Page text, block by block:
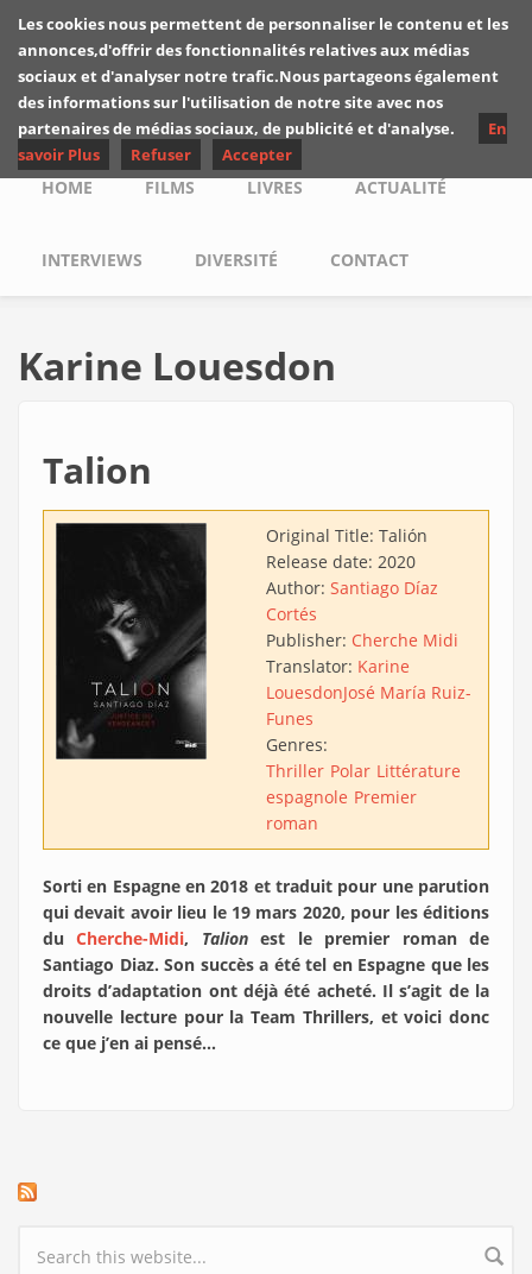
Skip to main content
Les critiques de
Yuyine
Main menu
HOME FILMS LIVRES ACTUALITÉ
INTERVIEWS DIVERSITÉ CONTACT
Karine Louesdon
Talion
Original Title: Talión
Release date: 2020
Author: Santiago Díaz
Cortés
Publisher: Cherche Midi
Translator: Karine
LouesdonJosé María Ruiz-
Funes
Genres:
Thriller Polar Littérature
espagnole Premier
roman
Sorti en Espagne en 2018 et traduit pour une parution
qui devait avoir lieu le 19 mars 2020, pour les éditions
duCherche-Midi, Talionest le premier roman de
Santiago Diaz. Son succès a été tel en Espagne que les
droits d’adaptation ont déjà été acheté. Il s’agit de la
nouvelle lecture pour la Team Thrillers, et voici donc
ce que j’en ai pensé…
Search form
Les cookies nous permettent de personnaliser le contenu et les
annonces,d'offrir des fonctionnalités relatives aux médias
sociaux et d'analyser notre trafic.Nous partageons également
des informations sur l'utilisation de notre site avec nos
partenaires de médias sociaux, de publicité et d'analyse.
En
savoir Plus
Refuser Accepter